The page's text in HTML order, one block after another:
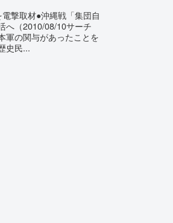
撃取材●沖縄戦「集団自
へ（2010/08/10サーチ
軍の関与があったことを
史民...